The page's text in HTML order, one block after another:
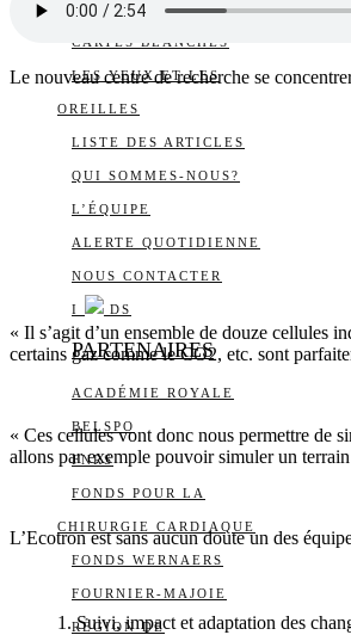
DAILY SCIENCE
CARTES BLANCHES
LES YEUX ET LES
OREILLES
LISTE DES ARTICLES
QUI SOMMES-NOUS?
L’ÉQUIPE
ALERTE QUOTIDIENNE
NOUS CONTACTER
I DS
PARTENAIRES
ACADÉMIE ROYALE
BELSPO
FNRS
FONDS POUR LA
CHIRURGIE CARDIAQUE
FONDS WERNAERS
FOURNIER-MAJOIE
RÉGION DE
Le nouveau centre de recherche se
« Il s’agit d’un ensemble de douze cellules
certains gaz comme le CO2, etc. sont
« Ces cellules vont donc nous permettre de
allons par exemple pouvoir simuler un
L’Ecotron est sans aucun doute un des
1. Suivi, impact et adaptation des